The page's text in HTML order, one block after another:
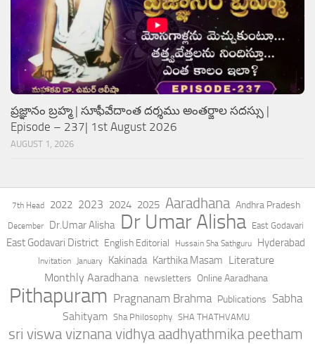
ప్రజ్ఞానం బ్రహ్మ | సూఫీవేదాంత దర్శము అంతర్జాల సదస్సు |
Episode – 237| 1st August 2026
AUGUST 1, 2026
7th Head 2022 2023 2024 2025 Aaradhana Andhra Pradesh
December Dr.Umar Alisha Dr Umar Alisha East Godavari
East Godavari District English Editorial Hussain Sha Sathguru Hyderabad
Invitation January Kakinada Karthika Masam Literature
Monthly Aaradhana
newsletters Online Aaradhana
Pithapuram Pragnanam Brahma Publications Sabha
Sahityam Sha Philosophy SHA THATHVAMU
sri viswa viznana vidhya aadhyathmika peetham